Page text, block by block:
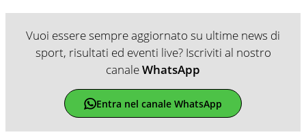
Vuoi essere sempre aggiornato su ultime news di
sport, risultati ed eventi live? Iscriviti al nostro
canaleWhatsApp
Entra nel canale WhatsApp